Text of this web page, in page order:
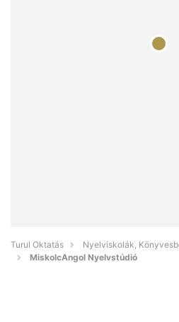
Turul Oktatás
Nyelviskolák,
MiskolcAngol Nyelvstúdió